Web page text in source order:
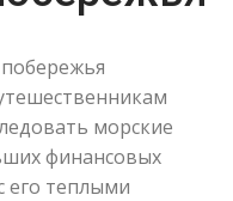
морские
финансовых
его теплыми